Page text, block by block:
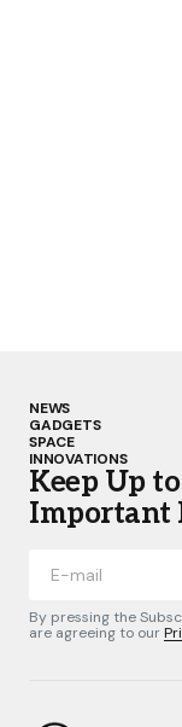
NEWS
GADGETS
SPACE
INNOVATIONS
Keep Up
Important
By pressing the
are agreeing to our